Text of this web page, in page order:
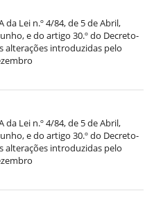
da Lei n.º 4/84, de 5 de Abril,
e do artigo 30.º do Decreto-
alterações introduzidas pelo
da Lei n.º 4/84, de 5 de Abril,
e do artigo 30.º do Decreto-
alterações introduzidas pelo